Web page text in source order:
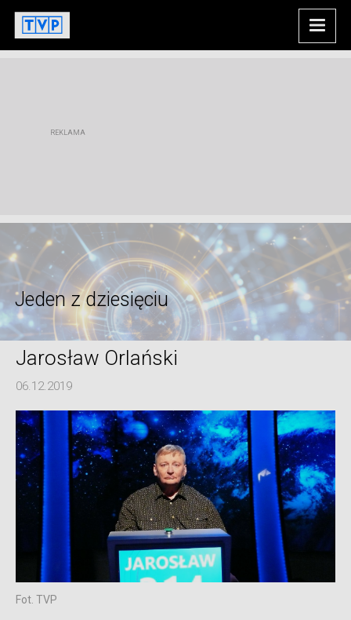
Jeden z dziesięciu
Jarosław Orlański
06.12.2019
Fot. TVP